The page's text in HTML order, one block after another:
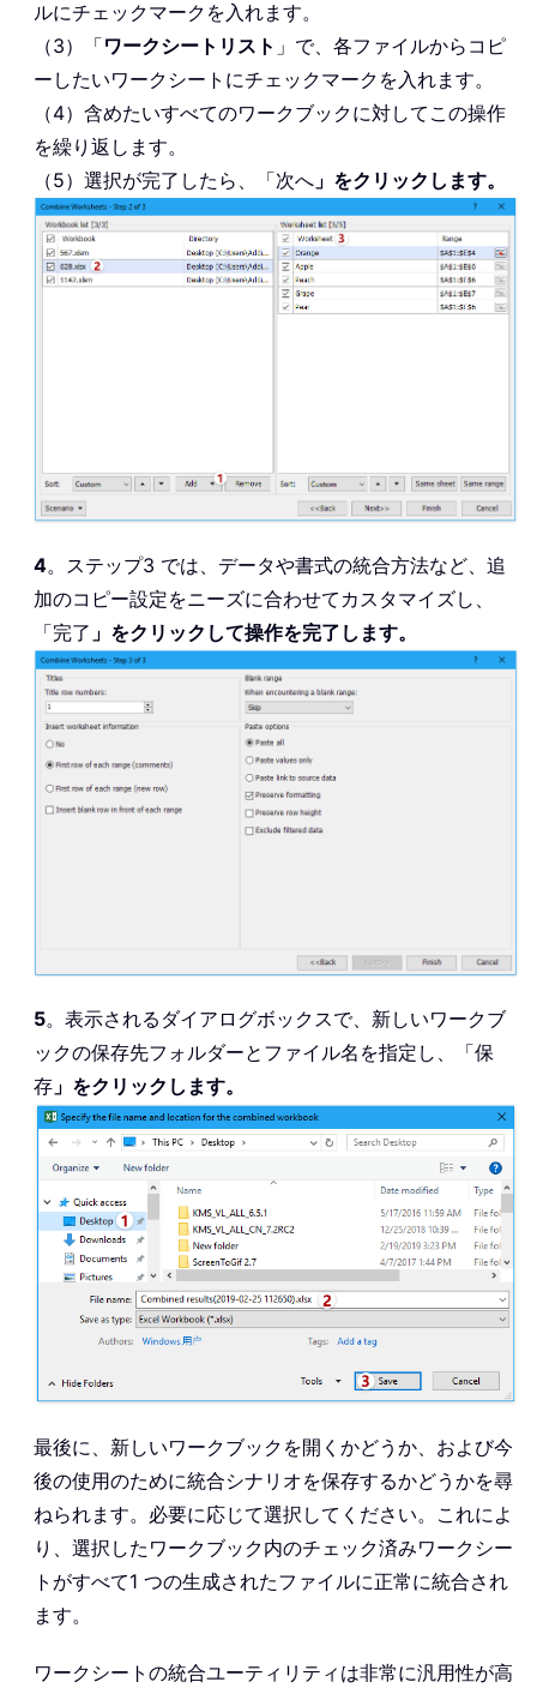
ルにチェックマークを入れます。
（3）「ワークシートリスト 」で、各ファイルからコピ
ーしたいワークシートにチェックマークを入れます。
（4）含めたいすべてのワークブックに対してこの操作
を繰り返します。
（5）選択が完了したら、「次へ 」をクリックします。
4。ステップ3 では、データや書式の統合方法など、追
加のコピー設定をニーズに合わせてカスタマイズし、
「完了 」をクリックして操作を完了します。
5。表示されるダイアログボックスで、新しいワークブ
ックの保存先フォルダーとファイル名を指定し、「保
存 」をクリックします。
最後に、新しいワークブックを開くかどうか、および今
後の使用のために統合シナリオを保存するかどうかを尋
ねられます。必要に応じて選択してください。これによ
り、選択したワークブック内のチェック済みワークシー
トがすべて1 つの生成されたファイルに正常に統合され
ます。
ワークシートの統合ユーティリティは非常に汎用性が高